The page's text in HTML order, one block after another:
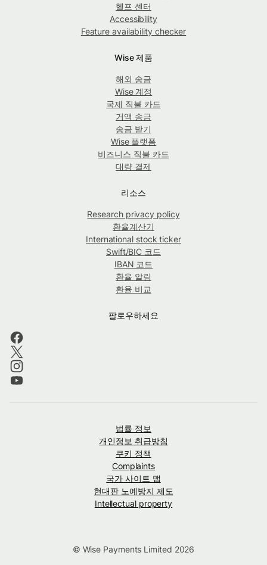
헬프 센터
Accessibility
Feature availability checker
Wise 제품
해외 송금
Wise 계정
국제 직불 카드
거액 송금
송금 받기
Wise 플랫폼
비즈니스 직불 카드
대량 결제
리소스
Research privacy policy
환율계산기
International stock ticker
Swift/BIC 코드
IBAN 코드
환율 알림
환율 비교
팔로우하세요
법률 정보
개인정보 취급방침
쿠키 정책
Complaints
국가 사이트 맵
현대판 노예방지 제도
Intellectual property
© Wise Payments Limited 2026